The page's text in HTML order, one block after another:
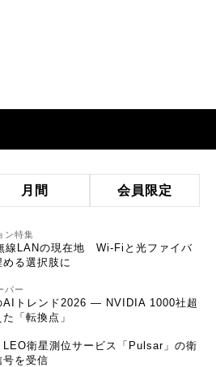
月間 会員限定
ン特集
線LANの現在地 Wi-Fiと光ファイバ
る選択肢に
パー
AIトレンド2026 ― NVIDIA 1000社超
「転換点」
LEO衛星測位サービス「Pulsar」の衛
号を受信